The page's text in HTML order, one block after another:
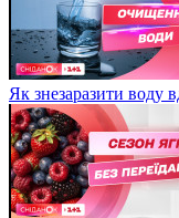
Як знезаразити воду